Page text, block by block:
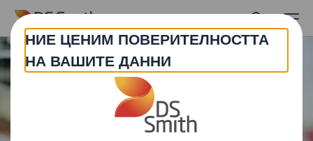
Skip to main content